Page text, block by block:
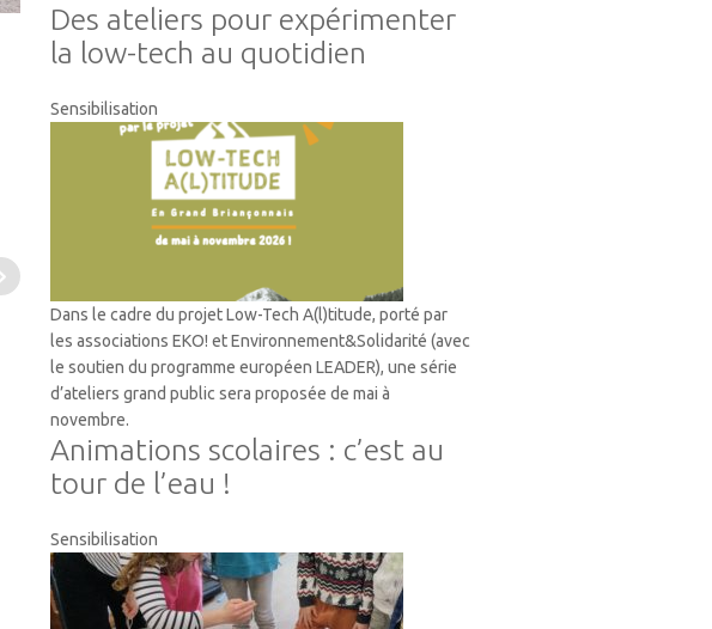
Des ateliers pour expérimenter
la low-tech au quotidien
Sensibilisation
Dans le cadre du projet Low-Tech A(l)titude, porté par
les associations EKO! et Environnement&Solidarité (avec
le soutien du programme européen LEADER), une série
d’ateliers grand public sera proposée de mai à
novembre.
Animations scolaires : c’est au
tour de l’eau !
Sensibilisation